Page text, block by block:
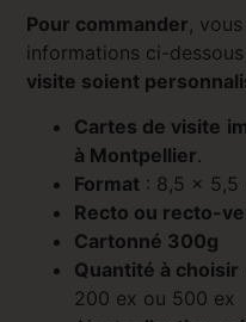
Pour commander,
informations ci-
visite soient
Cartes de visite
à Montpellier.
Format : 8,5 x 5,5
Recto ou recto-
Cartonné 300g
Quantité à choisir
200 ex ou 500 ex